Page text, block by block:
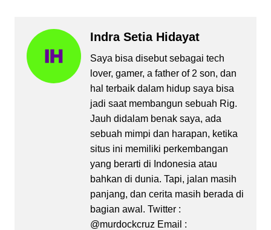
Indra Setia Hidayat
Saya bisa disebut sebagai tech
lover, gamer, a father of 2 son, dan
hal terbaik dalam hidup saya bisa
jadi saat membangun sebuah Rig.
Jauh didalam benak saya, ada
sebuah mimpi dan harapan, ketika
situs ini memiliki perkembangan
yang berarti di Indonesia atau
bahkan di dunia. Tapi, jalan masih
panjang, dan cerita masih berada di
bagian awal. Twitter :
@murdockcruz Email :